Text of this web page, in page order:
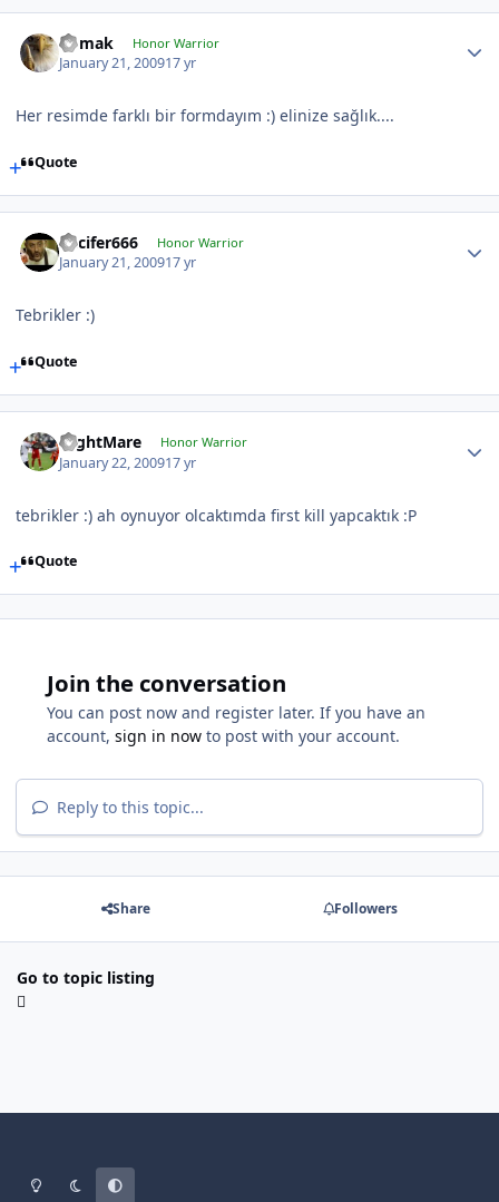
nomak Honor Warrior
January 21, 200917 yr
Her resimde farklı bir formdayım :) elinize sağlık....
Quote
Lucifer666 Honor Warrior
January 21, 200917 yr
Tebrikler :)
Quote
NightMare Honor Warrior
January 22, 200917 yr
tebrikler :) ah oynuyor olcaktımda first kill yapcaktık :P
Quote
Join the conversation
You can post now and register later. If you have an
account, sign in now to post with your account.
Reply to this topic...
Share Followers
Go to topic listing
Light ModeDark ModeSystem Preference